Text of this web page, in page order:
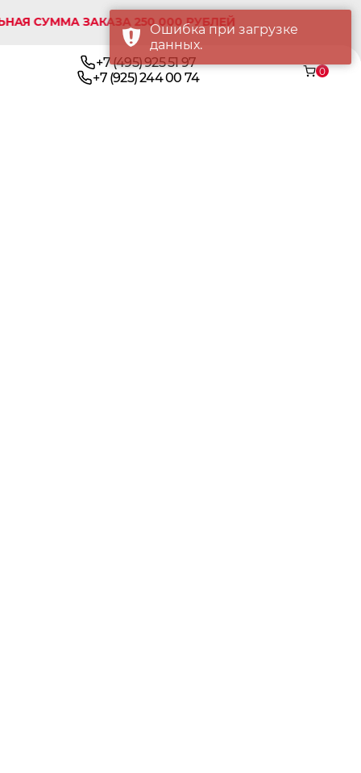
ЗАКАЗА 250 000 РУБЛЕЙ
+7 (495) 925 51 97
+7 (925) 244 00 74
0
Ошибка при загрузке
данных.